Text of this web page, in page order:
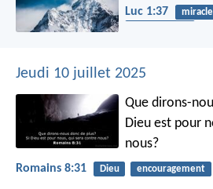
Luc 1:37 miracle
Jeudi 10 juillet 2025
Que dirons-
Dieu est pour
nous?
Romains 8:31 Dieu encouragement